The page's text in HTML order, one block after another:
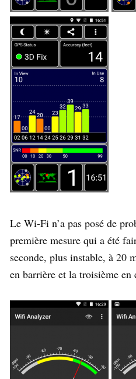
Le Wi-Fi n’a pas posé de
première mesure qui a été
seconde, plus instable, à 20
en barrière et la troisième en